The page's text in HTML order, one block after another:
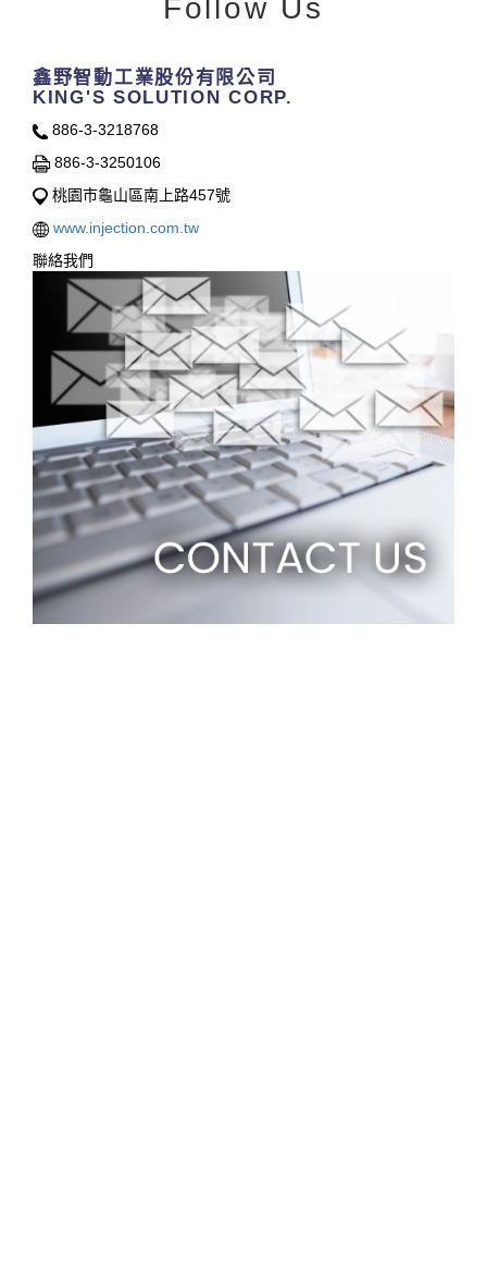
Follow Us
鑫野智動工業股份有限公司
KING'S SOLUTION CORP.
886-3-3218768
886-3-3250106
桃園市龜山區南上路457號
www.injection.com.tw
聯絡我們